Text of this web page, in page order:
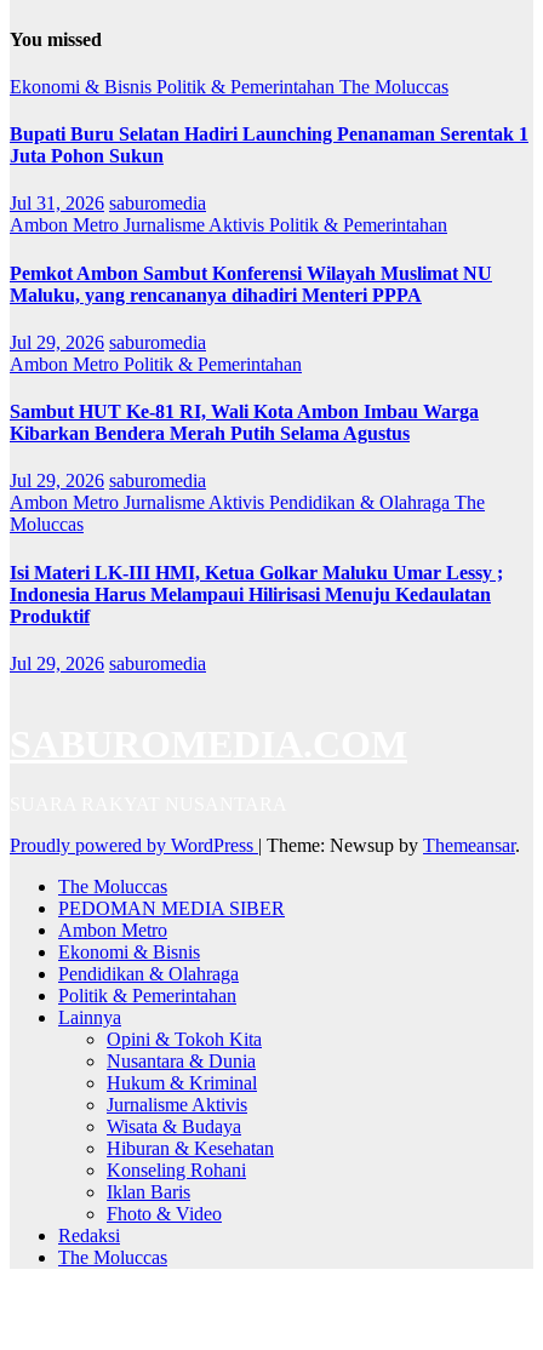
You missed
Ekonomi & Bisnis Politik & Pemerintahan The Moluccas
Bupati Buru Selatan Hadiri Launching Penanaman Serentak 1
Juta Pohon Sukun
Jul 31, 2026 saburomedia
Ambon Metro Jurnalisme Aktivis Politik & Pemerintahan
Pemkot Ambon Sambut Konferensi Wilayah Muslimat NU
Maluku, yang rencananya dihadiri Menteri PPPA
Jul 29, 2026 saburomedia
Ambon Metro Politik & Pemerintahan
Sambut HUT Ke-81 RI, Wali Kota Ambon Imbau Warga
Kibarkan Bendera Merah Putih Selama Agustus
Jul 29, 2026 saburomedia
Ambon Metro Jurnalisme Aktivis Pendidikan & Olahraga The
Moluccas
Isi Materi LK-III HMI, Ketua Golkar Maluku Umar Lessy ;
Indonesia Harus Melampaui Hilirisasi Menuju Kedaulatan
Produktif
Jul 29, 2026 saburomedia
Proudly powered by WordPress | Theme: Newsup by Themeansar.
The Moluccas
PEDOMAN MEDIA SIBER
Ambon Metro
Ekonomi & Bisnis
Pendidikan & Olahraga
Politik & Pemerintahan
Lainnya
Opini & Tokoh Kita
Nusantara & Dunia
Hukum & Kriminal
Jurnalisme Aktivis
Wisata & Budaya
Hiburan & Kesehatan
Konseling Rohani
Iklan Baris
Fhoto & Video
Redaksi
The Moluccas